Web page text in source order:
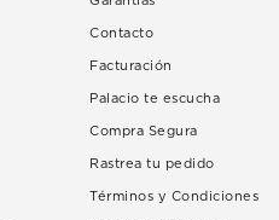
Contacto
Facturación
Palacio te escucha
Compra Segura
Rastrea tu pedido
Términos y Condiciones